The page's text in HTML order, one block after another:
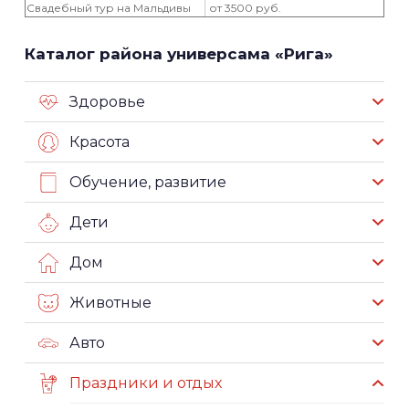
Свадебный тур на Мальдивы
от 3500 руб.
Каталог района универсама «Рига»
Здоровье
Красота
Обучение, развитие
Дети
Дом
Животные
Авто
Праздники и отдых